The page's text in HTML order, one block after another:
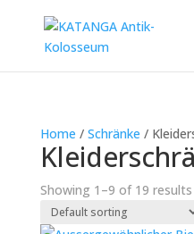
Home / Schränke /
Showing 1–9 of 19 results